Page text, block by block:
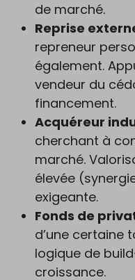
de marché.
Reprise
repreneur
également.
vendeur du
financement.
Acquéreur
cherchant à
marché.
élevée
exigeante.
Fonds de
d’une certaine
logique de
croissance.